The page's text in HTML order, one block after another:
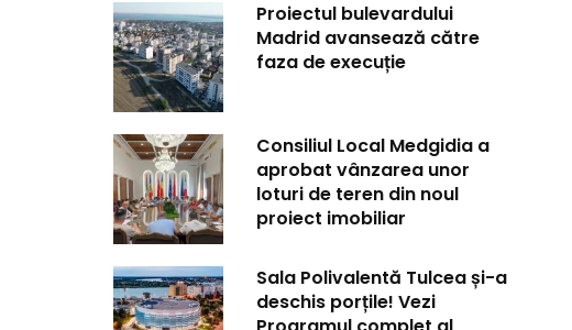
Proiectul bulevardului
Madrid avansează către
faza de execuție
Consiliul Local Medgidia a
aprobat vânzarea unor
loturi de teren din noul
proiect imobiliar
Sala Polivalentă Tulcea și-a
deschis porțile! Vezi